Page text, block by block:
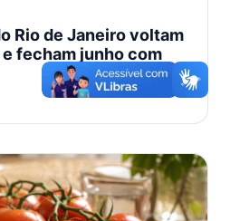
Rio de Janeiro voltam
fecham junho com